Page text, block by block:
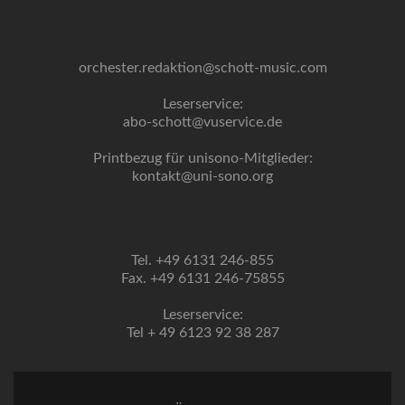
orchester.redaktion@schott-music.com
Leserservice:
abo-schott@vuservice.de
Printbezug für unisono-Mitglieder:
kontakt@uni-sono.org
Tel. +49 6131 246-855
Fax. +49 6131 246-75855
Leserservice:
Tel + 49 6123 92 38 287